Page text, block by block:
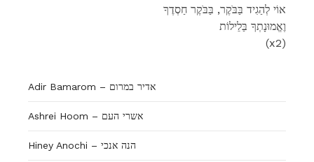
אוֹי לְהַגִיד בַּבֹּקֶר, בַּבֹּקֶר חַסְדֶךָ
וֶאֱמוּנָתְךָ בַּלֵילוֹת
(x2)
Adir Bamarom – אדיר במרום
Ashrei Hoom – אשרי העם
Hiney Anochi – הנה אנכי